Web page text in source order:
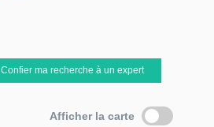
Confier ma recherche à un expert
Afficher la carte